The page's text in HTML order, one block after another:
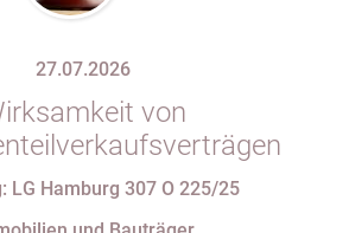
27.07.2026
von
LG Hamburg 307 O 225/25